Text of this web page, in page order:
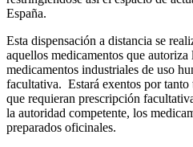
España.
Esta dispensación a distancia se
aquellos medicamentos que
medicamentos industriales de uso
facultativa. Estará exentos por tanto
que requieran prescripción
la autoridad competente, los
preparados oficinales.